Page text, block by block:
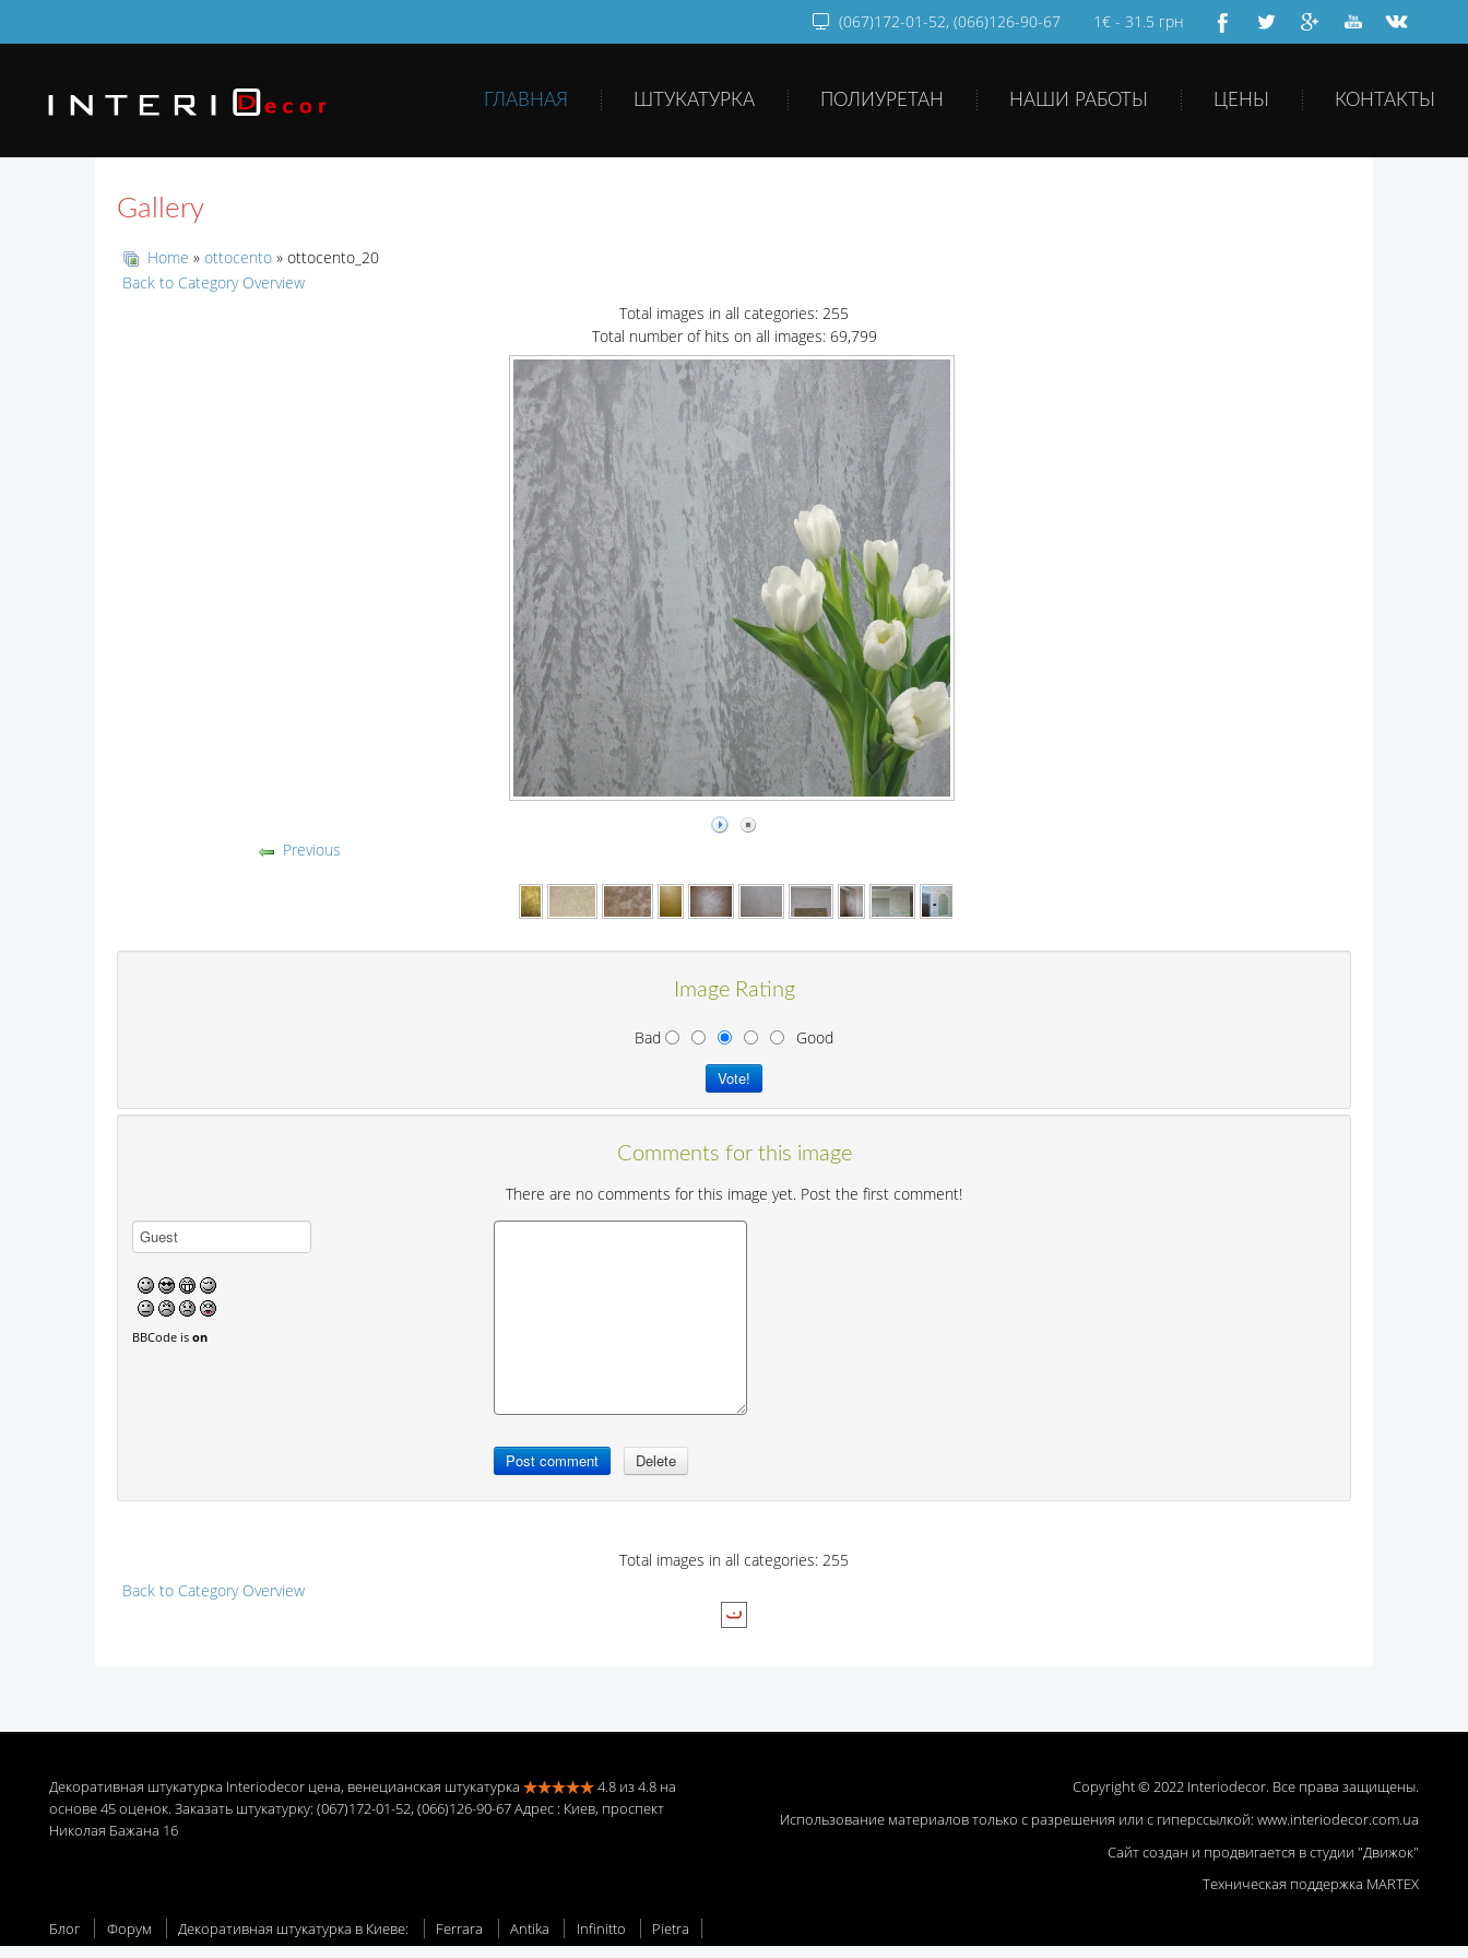
(067)172-01-52, (066)126-90-67 1€ - 31.5 грн
ГЛАВНАЯ ШТУКАТУРКА ПОЛИУРЕТАН НАШИ РАБОТЫ ЦЕНЫ КОНТАКТЫ
Gallery
Home » ottocento » ottocento_20
Back to Category Overview
Total images in all categories: 255
Total number of hits on all images: 69,799
Previous
Image Rating
Bad Good
Comments for this image
There are no comments for this image yet. Post the first comment!
BBCode ison
Total images in all categories: 255
Back to Category Overview
Декоративная штукатурка Interiodecor цена, венецианская штукатурка 4.8 из4.8 на
основе45оценок. Заказать штукатурку: (067)172-01-52, (066)126-90-67 Адрес : Киев, проспект
Николая Бажана 16
Блог Форум Декоративная штукатурка в Киеве: Ferrara Antika Infinitto
Pietra
Struttura
Copyright © 2022 Interiodecor. Все права защищены.
Использование материалов только с разрешения или с гиперссылкой: www.interiodecor.com.ua
Сайт создан и продвигается в студии "Движок"
Техническая поддержка MARTEХ